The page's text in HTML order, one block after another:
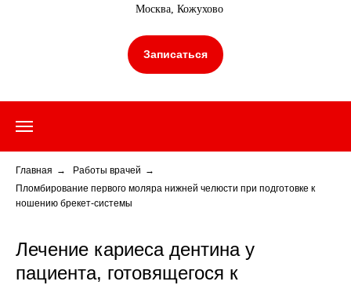
Москва, Кожухово
Записаться
Главная → Работы врачей →
Пломбирование первого моляра нижней челюсти при подготовке к
ношению брекет-системы
Лечение кариеса дентина у
пациента, готовящегося к